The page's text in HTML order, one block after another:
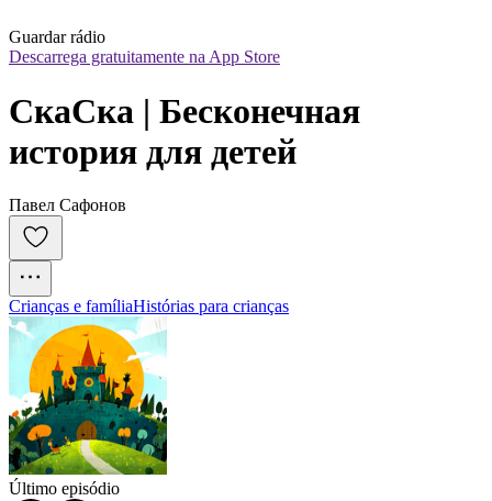
Guardar rádio
Descarrega gratuitamente na App Store
СкаСка | Бесконечная
история для детей
Павел Сафонов
Crianças e famíliaHistórias para crianças
Último episódio